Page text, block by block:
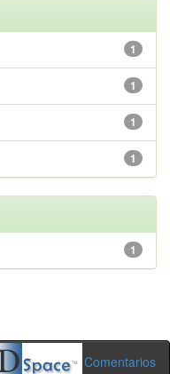
1
1
1
1
1
Comentarios